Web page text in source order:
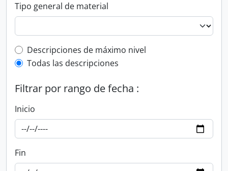
Tipo general de material
Top-level description filter
Descripciones de máximo nivel
Todas las descripciones
Filtrar por rango de fecha :
Inicio
Fin